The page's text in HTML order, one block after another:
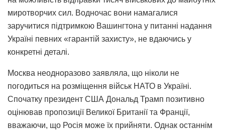
миротворчих сил. Водночас вони намагалися
заручитися підтримкою Вашингтона у питанні надання
Україні певних «гарантій захисту», не вдаючись у
конкретні деталі.
Москва неодноразово заявляла, що ніколи не
погодиться на розміщення військ НАТО в Україні.
Спочатку президент США Дональд Трамп позитивно
оцінював пропозиції Великої Британії та Франції,
вважаючи, що Росія може їх прийняти. Однак останнім